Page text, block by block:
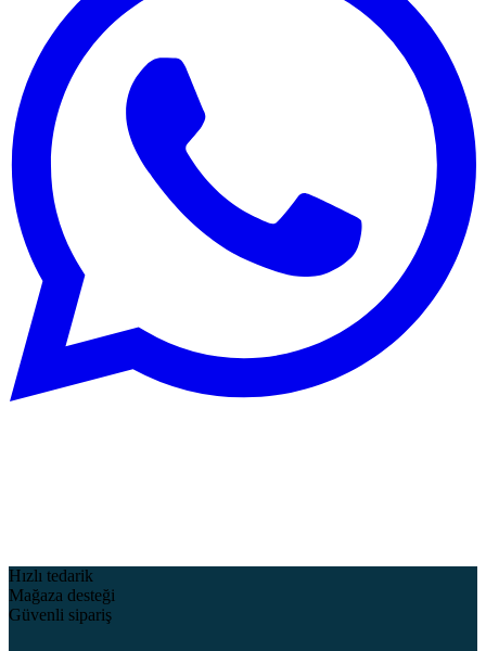
Hızlı tedarik
Mağaza desteği
Güvenli sipariş